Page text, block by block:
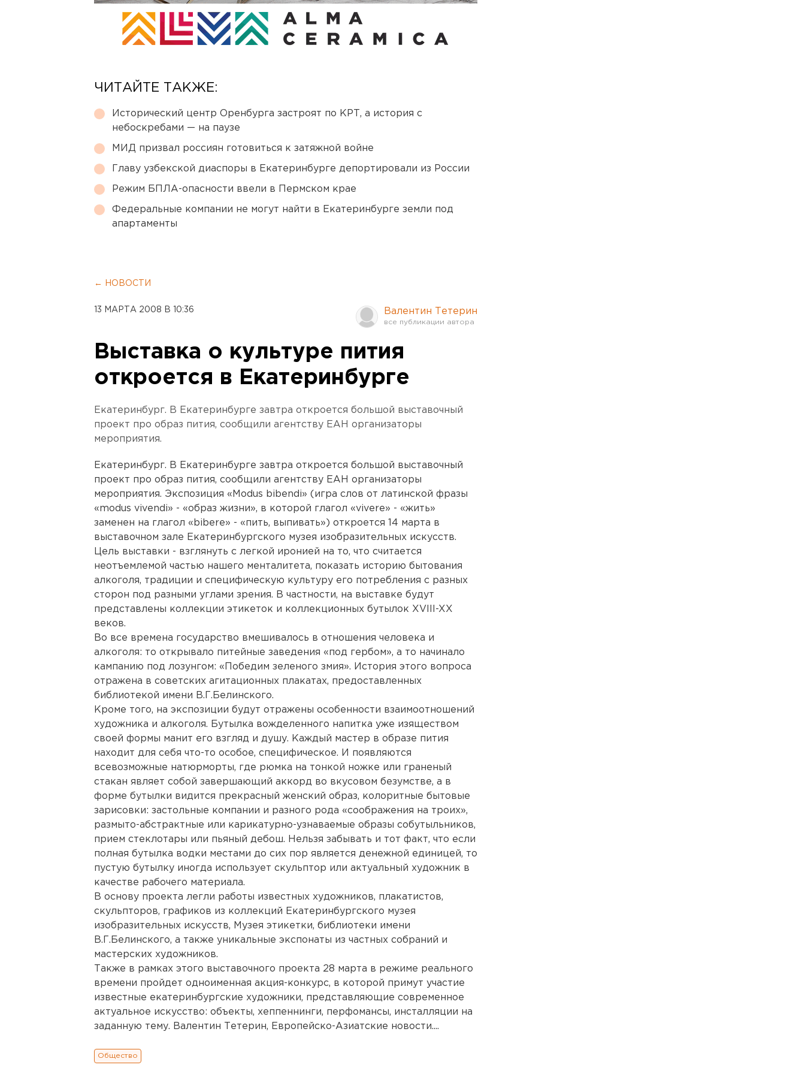
ЧИТАЙТЕ ТАКЖЕ:
Исторический центр Оренбурга застроят по КРТ, а история с
небоскребами — на паузе
МИД призвал россиян готовиться к затяжной войне
Главу узбекской диаспоры в Екатеринбурге депортировали из России
Режим БПЛА-опасности ввели в Пермском крае
Федеральные компании не могут найти в Екатеринбурге земли под
апартаменты
← НОВОСТИ
13 МАРТА 2008 В 10:36 Валентин Тетерин
Выставка о культуре пития
откроется в Екатеринбурге
Екатеринбург. В Екатеринбурге завтра откроется большой выставочный
проект про образ пития, сообщили агентству ЕАН организаторы
мероприятия.
Екатеринбург. В Екатеринбурге завтра откроется большой выставочный
проект про образ пития, сообщили агентству ЕАН организаторы
мероприятия. Экспозиция «Modus bibendi» (игра слов от латинской фразы
«modus vivendi» - «образ жизни», в которой глагол «vivere» - «жить»
заменен на глагол «bibere» - «пить, выпивать») откроется 14 марта в
выставочном зале Екатеринбургского музея изобразительных искусств.
Цель выставки - взглянуть с легкой иронией на то, что считается
неотъемлемой частью нашего менталитета, показать историю бытования
алкоголя, традиции и специфическую культуру его потребления с разных
сторон под разными углами зрения. В частности, на выставке будут
представлены коллекции этикеток и коллекционных бутылок XVIII-XX
веков.
Во все времена государство вмешивалось в отношения человека и
алкоголя: то открывало питейные заведения «под гербом», а то начинало
кампанию под лозунгом: «Победим зеленого змия». История этого вопроса
отражена в советских агитационных плакатах, предоставленных
библиотекой имени В.Г.Белинского.
Кроме того, на экспозиции будут отражены особенности взаимоотношений
художника и алкоголя. Бутылка вожделенного напитка уже изяществом
своей формы манит его взгляд и душу. Каждый мастер в образе пития
находит для себя что-то особое, специфическое. И появляются
всевозможные натюрморты, где рюмка на тонкой ножке или граненый
стакан являет собой завершающий аккорд во вкусовом безумстве, а в
форме бутылки видится прекрасный женский образ, колоритные бытовые
зарисовки: застольные компании и разного рода «соображения на троих»,
размыто-абстрактные или карикатурно-узнаваемые образы собутыльников,
прием стеклотары или пьяный дебош. Нельзя забывать и тот факт, что если
полная бутылка водки местами до сих пор является денежной единицей, то
пустую бутылку иногда использует скульптор или актуальный художник в
качестве рабочего материала.
В основу проекта легли работы известных художников, плакатистов,
скульпторов, графиков из коллекций Екатеринбургского музея
изобразительных искусств, Музея этикетки, библиотеки имени
В.Г.Белинского, а также уникальные экспонаты из частных собраний и
мастерских художников.
Также в рамках этого выставочного проекта 28 марта в режиме реального
времени пройдет одноименная акция-конкурс, в которой примут участие
известные екатеринбургские художники, представляющие современное
актуальное искусство: объекты, хеппеннинги, перфомансы, инсталляции на
заданную тему. Валентин Тетерин, Европейско-Азиатские новости....
Общество